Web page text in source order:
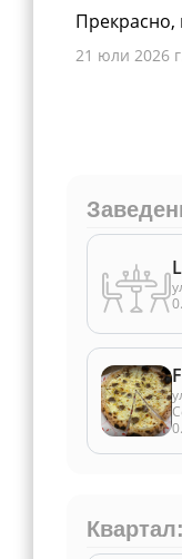
Прекрасно,
21 юли 2026